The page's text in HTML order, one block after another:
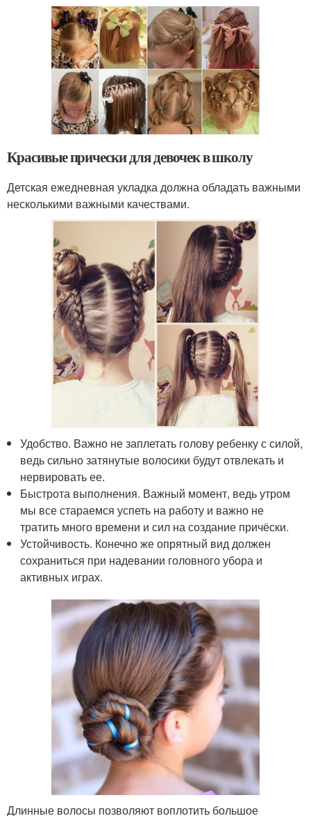
Красивые прически для девочек в школу
Детская ежедневная укладка должна обладать важными
несколькими важными качествами.
Удобство. Важно не заплетать голову ребенку с силой,
ведь сильно затянутые волосики будут отвлекать и
нервировать ее.
Быстрота выполнения. Важный момент, ведь утром
мы все стараемся успеть на работу и важно не
тратить много времени и сил на создание причёски.
Устойчивость. Конечно же опрятный вид должен
сохраниться при надевании головного убора и
активных играх.
Длинные волосы позволяют воплотить большое